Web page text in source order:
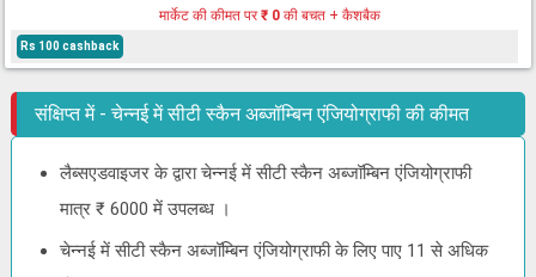
मार्केट की कीमत पर₹ 0की बचत + कैशबैक
Rs 100 cashback
संक्षिप्त में - चेन्नई में सीटी स्कैन अब्जॉम्बिन एंजियोग्राफी की कीमत
लैब्सएडवाइजर के द्वारा चेन्नई में सीटी स्कैन अब्जॉम्बिन एंजियोग्राफी
मात्र ₹ 6000 में उपलब्ध ।
चेन्नई में सीटी स्कैन अब्जॉम्बिन एंजियोग्राफी के लिए पाए 11 से अधिक